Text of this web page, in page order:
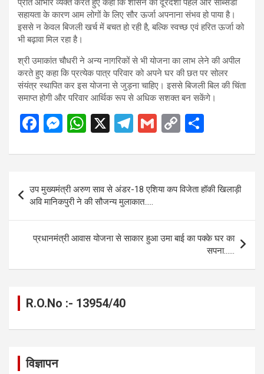
प्रति आभार व्यक्त करते हुए कहा कि शासन की दूरदर्शी पहल और सब्सिडी
सहायता के कारण आम लोगों के लिए सौर ऊर्जा अपनाना संभव हो पाया है।
इससे न केवल बिजली खर्च में बचत हो रही है, बल्कि स्वच्छ एवं हरित ऊर्जा को
भी बढ़ावा मिल रहा है।
श्री उमाकांत चौधरी ने अन्य नागरिकों से भी योजना का लाभ लेने की अपील
करते हुए कहा कि प्रत्येक पात्र परिवार को अपने घर की छत पर सोलर
संयंत्र स्थापित कर इस योजना से जुड़ना चाहिए। इससे बिजली बिल की चिंता
समाप्त होगी और परिवार आर्थिक रूप से अधिक सशक्त बन सकेंगे।
F
ce
o
o
k
M
se
n
g
er
W
at
A
p
p
X
T
e
gr
a
m
G
ail
C
py
Li
n
k
ar
e
navigation
उप मुख्यमंत्री अरुण साव से अंडर-18 एशिया कप विजेता हॉकी खिलाड़ी
अवि मानिकपुरी ने की सौजन्य मुलाकात…..
प्रधानमंत्री आवास योजना से साकार हुआ उमा बाई का पक्के घर का
सपना……
R.O.No :- 13954/40
विज्ञापन